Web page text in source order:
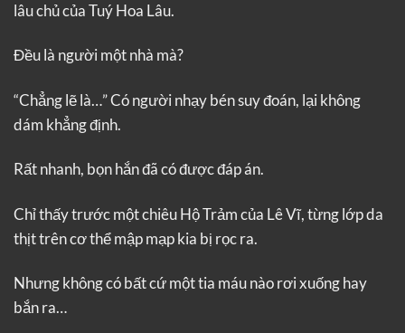
lâu chủ của Tuý Hoa Lâu.
Đều là người một nhà mà?
“Chẳng lẽ là…” Có người nhạy bén suy đoán, lại không
dám khẳng định.
Rất nhanh, bọn hắn đã có được đáp án.
Chỉ thấy trước một chiêu Hộ Trảm của Lê Vĩ, từng lớp da
thịt trên cơ thể mập mạp kia bị rọc ra.
Nhưng không có bất cứ một tia máu nào rơi xuống hay
bắn ra…